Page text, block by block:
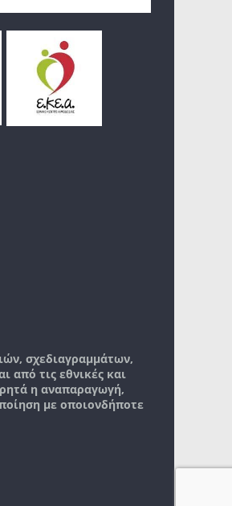
σχεδιαγραμμάτων,
από τις εθνικές και
η αναπαραγωγή,
με οποιονδήποτε